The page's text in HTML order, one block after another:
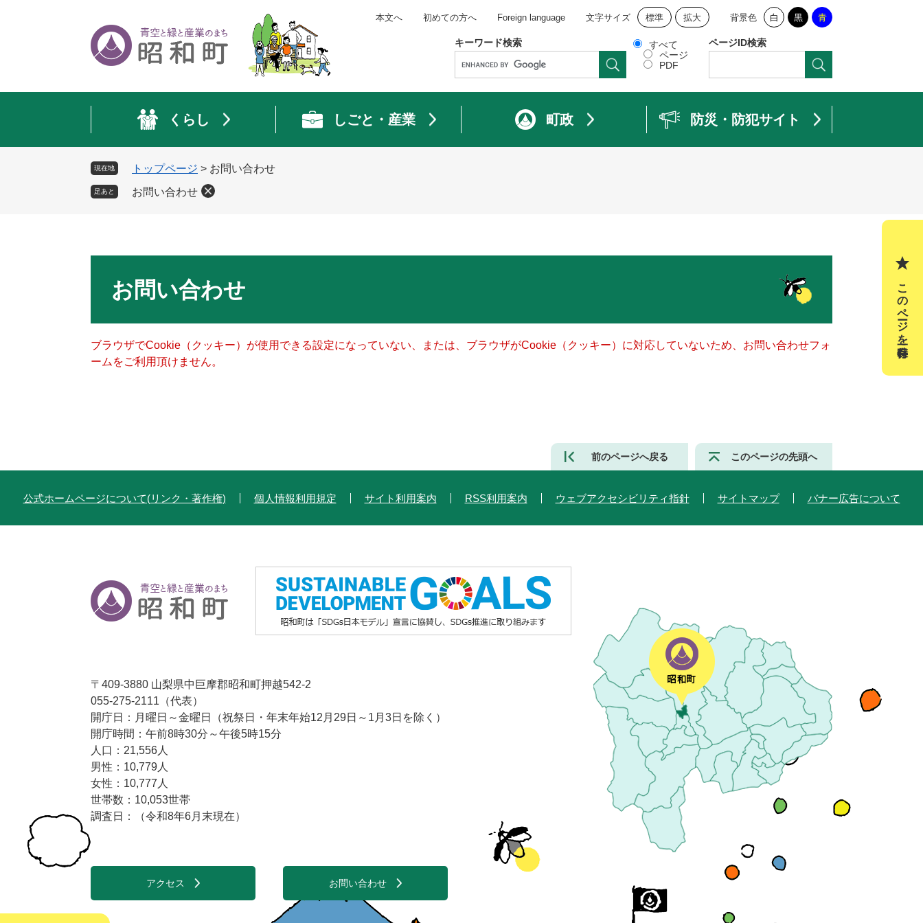
頭
飛
本文へ 初めての方へ Foreign language 文字サイズ 標準 拡大 背景色 白 黒 青
キーワード検索
すべて
ページ
PDF
ページID検索
くらし しごと・産業 町政 防災・防犯サイト
現在地 トップページ > お問い合わせ
足あと お問い合わせ
お問い合わせ
ブラウザでCookie（クッキー）が使用できる設定になっていない、または、ブラウザがCookie（クッキー）に対応していないため、お問い合わせフォ
ームをご利用頂けません。
前のページへ戻る このページの先頭へ
公式ホームページについて(リンク・著作権) 個人情報利用規定 サイト利用案内 RSS利用案内 ウェブアクセシビリティ指針 サイトマップ バナー広告について
〒409-3880 山梨県中巨摩郡昭和町押越542-2
055-275-2111（代表）
開庁日：月曜日～金曜日（祝祭日・年末年始12月29日～1月3日を除く）
開庁時間：午前8時30分～午後5時15分
人口：21,556人
男性：10,779人
女性：10,777人
世帯数：10,053世帯
調査日：（令和8年6月末現在）
アクセス お問い合わせ
このページを一時保存